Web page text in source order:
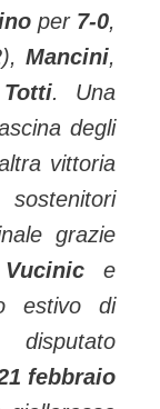
per 7-0,
Mancini,
Totti. Una
degli
vittoria
grazie
Vucinice
estivo di
febbraio